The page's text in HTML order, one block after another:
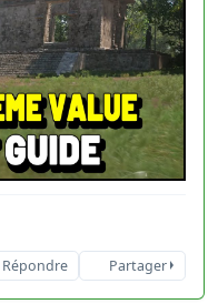
Répondre Partager